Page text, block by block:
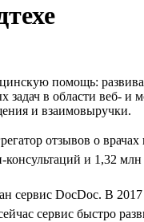
помощь:
в области веб-
и взаимовыручки.
отзывов о
и 1,32 млн
сервис DocDoc. В
сервис быстро